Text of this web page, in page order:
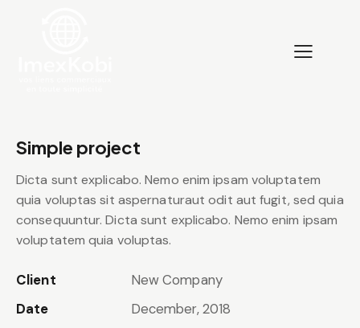
Simple project
Dicta sunt explicabo. Nemo enim ipsam voluptatem
quia voluptas sit aspernaturaut odit aut fugit, sed quia
consequuntur. Dicta sunt explicabo. Nemo enim ipsam
voluptatem quia voluptas.
Client
New Company
Date
December, 2018